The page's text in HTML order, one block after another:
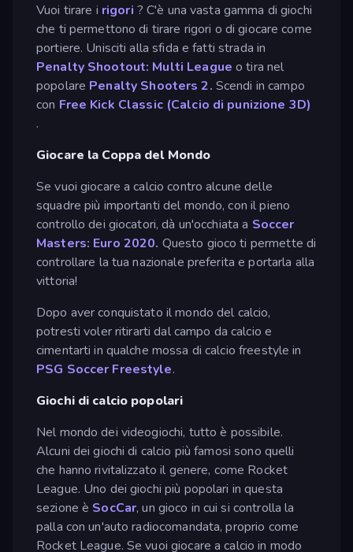
Vuoi tirare i rigori ? C'è una vasta gamma di giochi
che ti permettono di tirare rigori o di giocare come
portiere. Unisciti alla sfida e fatti strada in
Penalty Shootout: Multi League o tira nel
popolare Penalty Shooters 2. Scendi in campo
con Free Kick Classic (Calcio di punizione 3D)
.
Giocare la Coppa del Mondo
Se vuoi giocare a calcio contro alcune delle
squadre più importanti del mondo, con il pieno
controllo dei giocatori, dà un'occhiata a Soccer
Masters: Euro 2020. Questo gioco ti permette di
controllare la tua nazionale preferita e portarla alla
vittoria!
Dopo aver conquistato il mondo del calcio,
potresti voler ritirarti dal campo da calcio e
cimentarti in qualche mossa di calcio freestyle in
PSG Soccer Freestyle.
Giochi di calcio popolari
Nel mondo dei videogiochi, tutto è possibile.
Alcuni dei giochi di calcio più famosi sono quelli
che hanno rivitalizzato il genere, come Rocket
League. Uno dei giochi più popolari in questa
sezione è SocCar, un gioco in cui si controlla la
palla con un'auto radiocomandata, proprio come
Rocket League. Se vuoi giocare a calcio in modo